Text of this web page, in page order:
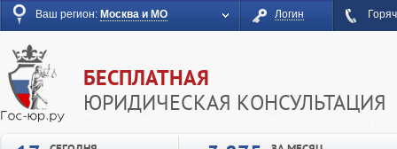
Ваш регион: Москва и МО Логин
БЕСПЛАТНАЯ
ЮРИДИЧЕСКАЯ КОНСУЛЬТАЦИЯ